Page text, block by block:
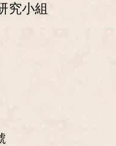
究小組